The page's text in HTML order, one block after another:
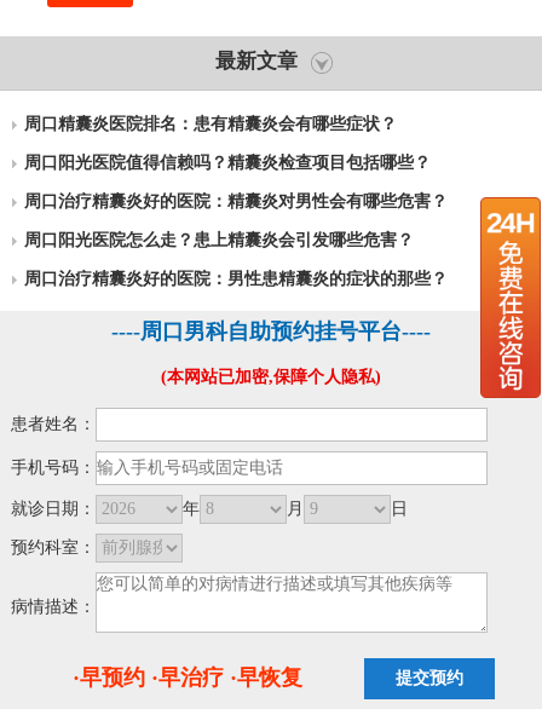
最新文章
周口精囊炎医院排名：患有精囊炎会有哪些症状？
周口阳光医院值得信赖吗？精囊炎检查项目包括哪些？
周口治疗精囊炎好的医院：精囊炎对男性会有哪些危害？
周口阳光医院怎么走？患上精囊炎会引发哪些危害？
周口治疗精囊炎好的医院：男性患精囊炎的症状的那些？
----周口男科自助预约挂号平台----
(本网站已加密,保障个人隐私)
患者姓名：
手机号码：
就诊日期： 年 月 日
预约科室：
病情描述：
·早预约 ·早治疗 ·早恢复